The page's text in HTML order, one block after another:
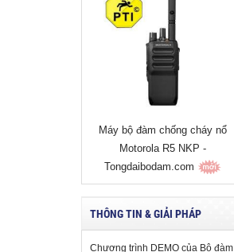
Máy bộ đàm chống cháy nổ
Motorola R5 NKP -
Tongdaibodam.com
THÔNG TIN & GIẢI PHÁP
Chương trình DEMO của Bộ đàm